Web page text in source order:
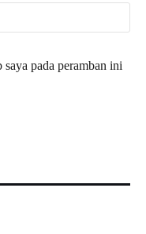
pada peramban ini